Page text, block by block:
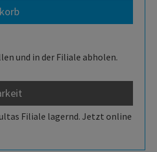
und in der Filiale abholen.
Filiale lagernd. Jetzt online